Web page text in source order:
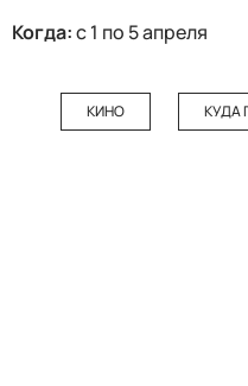
Когда:с 1 по 5 апреля
КИНО КУДА